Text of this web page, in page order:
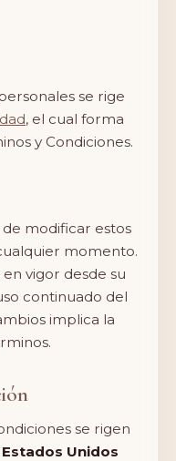
se rige
, el cual forma
y Condiciones.
modificar estos
momento.
vigor desde su
continuado del
implica la
se rigen
Estados Unidos